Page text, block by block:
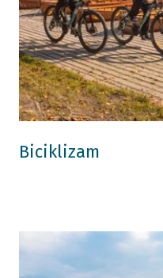
Biciklizam